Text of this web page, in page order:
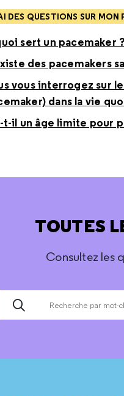
DES QUESTIONS SUR MON
sert un pacemaker
des pacemakers
vous interrogez sur
dans la vie
t-il un âge limite pour
TOUTES
Consultez les